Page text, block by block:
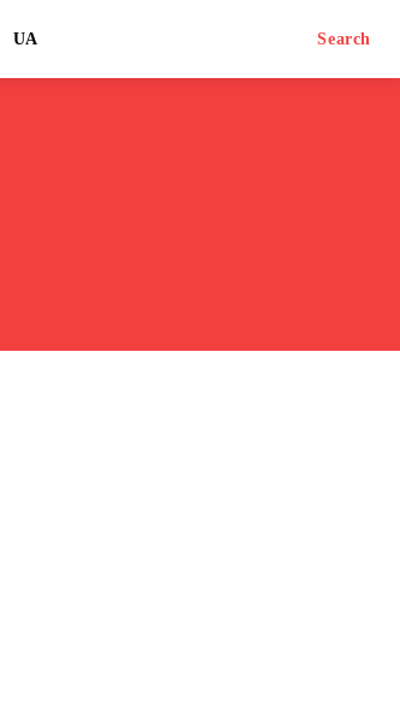
UA Search